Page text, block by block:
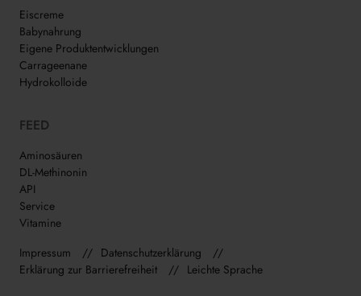
Eiscreme
Babynahrung
Eigene Produktentwicklungen
Carrageenane
Hydrokolloide
FEED
Aminosäuren
DL-Methinonin
API
Service
Vitamine
Impressum
Datenschutzerklärung
Erklärung zur Barrierefreiheit
Leichte Sprache